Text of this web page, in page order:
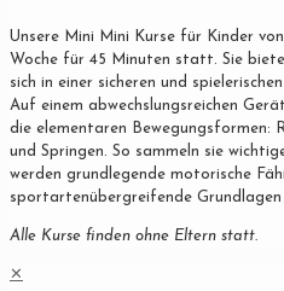
Unsere Mini Mini Kurse für Kinder
Woche für 45 Minuten statt. Sie
sich in einer sicheren und
Auf einem abwechslungsreichen
die elementaren Bewegungsformen:
und Springen. So sammeln sie
werden grundlegende motorische
sportartenübergreifende Grundlagen
Alle Kurse finden ohne Eltern statt.
✕